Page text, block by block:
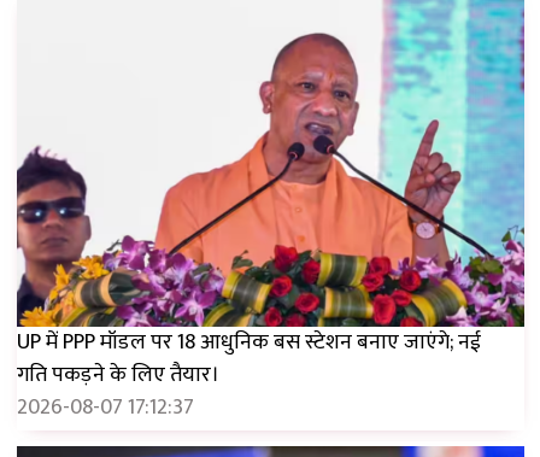
UP में PPP मॉडल पर 18 आधुनिक बस स्टेशन बनाए जाएंगे; नई
गति पकड़ने के लिए तैयार।
2026-08-07 17:12:37